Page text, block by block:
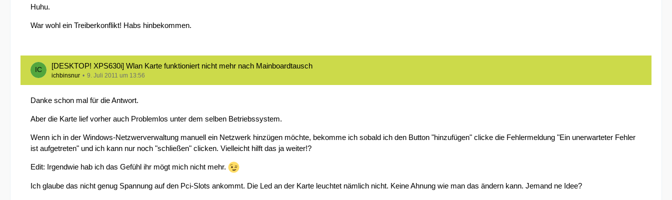
Huhu.
War wohl ein Treiberkonflikt! Habs hinbekommen.
[DESKTOP! XPS630i] Wlan Karte funktioniert nicht mehr nach Mainboardtausch
ichbinsnur 9. Juli 2011 um 13:56
Danke schon mal für die Antwort.
Aber die Karte lief vorher auch Problemlos unter dem selben Betriebssystem.
Wenn ich in der Windows-Netzwerverwaltung manuell ein Netzwerk hinzügen möchte, bekomme ich sobald ich den Button "hinzufügen" clicke die Fehlermeldung "Ein unerwarteter Fehler
ist aufgetreten" und ich kann nur noch "schließen" clicken. Vielleicht hilft das ja weiter!?
Edit: Irgendwie hab ich das Gefühl ihr mögt mich nicht mehr.
Ich glaube das nicht genug Spannung auf den Pci-Slots ankommt. Die Led an der Karte leuchtet nämlich nicht. Keine Ahnung wie man das ändern kann. Jemand ne Idee?